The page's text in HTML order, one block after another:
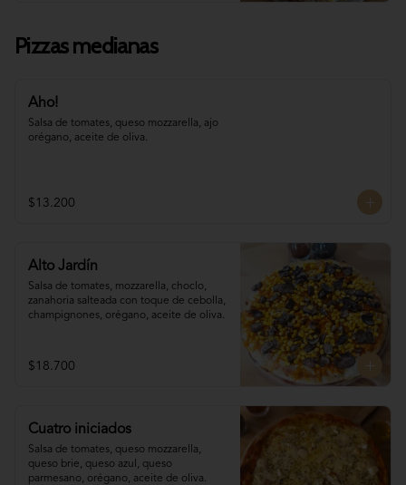
Pizzas medianas
Aho!
Salsa de tomates, queso mozzarella, ajo
orégano, aceite de oliva.
$13.200
Alto Jardín
Salsa de tomates, mozzarella, choclo,
zanahoria salteada con toque de cebolla,
champignones, orégano, aceite de oliva.
$18.700
Cuatro iniciados
Salsa de tomates, queso mozzarella,
queso brie, queso azul, queso
parmesano, orégano, aceite de oliva.